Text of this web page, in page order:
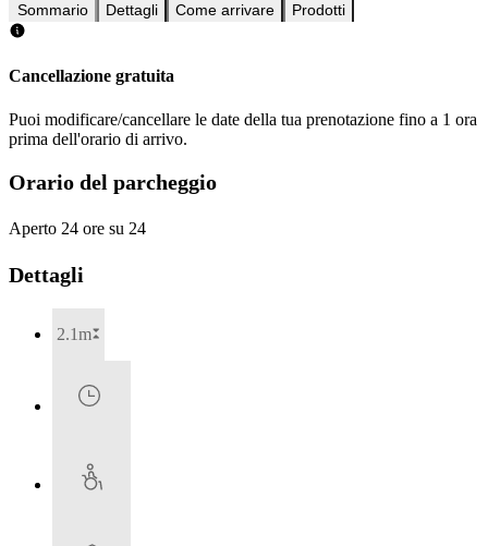
Sommario Dettagli Come arrivare Prodotti
Cancellazione gratuita
Puoi modificare/cancellare le date della tua prenotazione fino a 1 ora
prima dell'orario di arrivo.
Orario del parcheggio
Aperto 24 ore su 24
Dettagli
2.1m